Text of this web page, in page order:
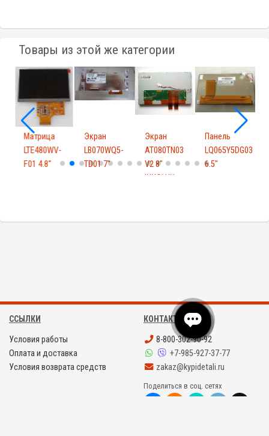
Товары из этой же категории
Матрица
LTE480WV-
F01 4.8"
Экран
LB070WQ5-
TD01 7"
Экран
AT080TN03
V2 8"
INNOLUX
Панель
LQ065Y5DG03
6.5"
ССЫЛКИ
Условия работы
Оплата и доставка
Условия возврата средств
КОНТАКТЫ
8-800-302-90-92
+7-985-927-37-77
zakaz@kypidetali.ru
Поделиться в соц. сетях